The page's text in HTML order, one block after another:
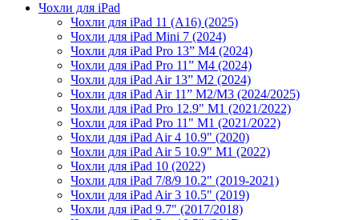
Чохли для iPad
Чохли для iPad 11 (A16) (2025)
Чохли для iPad Mini 7 (2024)
Чохли для iPad Pro 13” M4 (2024)
Чохли для iPad Pro 11” M4 (2024)
Чохли для iPad Air 13” M2 (2024)
Чохли для iPad Air 11” M2/M3 (2024/2025)
Чохли для iPad Pro 12.9" M1 (2021/2022)
Чохли для iPad Pro 11" M1 (2021/2022)
Чохли для iPad Air 4 10.9" (2020)
Чохли для iPad Air 5 10.9" M1 (2022)
Чохли для iPad 10 (2022)
Чохли для iPad 7/8/9 10.2" (2019-2021)
Чохли для iPad Air 3 10.5" (2019)
Чохли для iPad 9.7" (2017/2018)